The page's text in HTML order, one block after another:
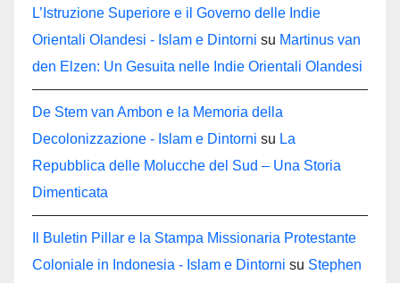
L’Istruzione Superiore e il Governo delle Indie
Orientali Olandesi - Islam e Dintorni su Martinus van
den Elzen: Un Gesuita nelle Indie Orientali Olandesi
De Stem van Ambon e la Memoria della
Decolonizzazione - Islam e Dintorni su La
Repubblica delle Molucche del Sud – Una Storia
Dimenticata
Il Buletin Pillar e la Stampa Missionaria Protestante
Coloniale in Indonesia - Islam e Dintorni su Stephen